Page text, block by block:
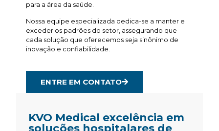
para a área da saúde.
Nossa equipe especializada dedica-se a manter e
exceder os padrões do setor, assegurando que
cada solução que oferecemos seja sinônimo de
inovação e confiabilidade.
ENTRE EM CONTATO
KVO Medical excelência em
soluções hospitalares de